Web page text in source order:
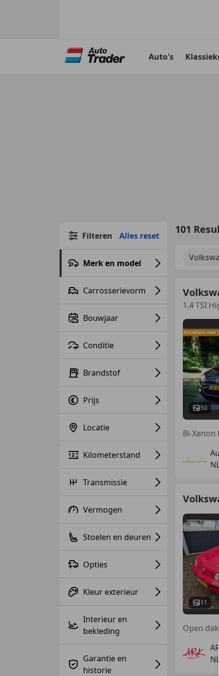
Auto's
Filteren Alles reset
Merk en model
Carrosserievorm
Bouwjaar
Conditie
Brandstof
Prijs
Locatie
Kilometerstand
Transmissie
Vermogen
Stoelen en deuren
Opties
Kleur exterieur
Interieur en
bekleding
Garantie en
historie
101
1.4 TSI
50
11
Open